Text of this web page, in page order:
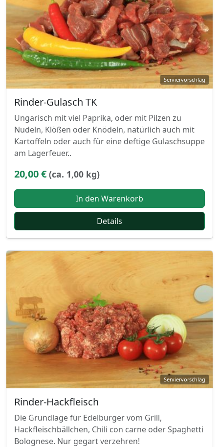
Rinder-Gulasch TK
Ungarisch mit viel Paprika, oder mit Pilzen zu
Nudeln, Klößen oder Knödeln, natürlich auch mit
Kartoffeln oder auch für eine deftige Gulaschsuppe
am Lagerfeuer..
20,00 € (ca. 1,00 kg)
In den Warenkorb
Details
Rinder-Hackfleisch
Die Grundlage für Edelburger vom Grill,
Hackfleischbällchen, Chili con carne oder Spaghetti
Bolognese. Nur gegart verzehren!